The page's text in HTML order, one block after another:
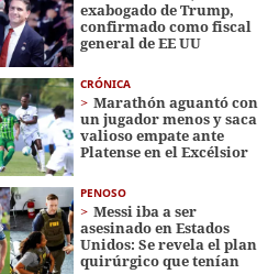
exabogado de Trump,
confirmado como fiscal
general de EE UU
CRÓNICA
Marathón aguantó con
un jugador menos y saca
valioso empate ante
Platense en el Excélsior
PENOSO
Messi iba a ser
asesinado en Estados
Unidos: Se revela el plan
quirúrgico que tenían